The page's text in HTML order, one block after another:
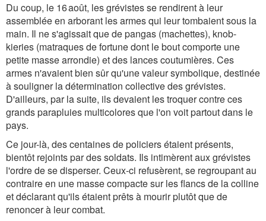
Du coup, le 16 août, les grévistes se rendirent à leur
assemblée en arborant les armes qui leur tombaient sous la
main. Il ne s'agissait que de pangas (machettes), knob-
kieries (matraques de fortune dont le bout comporte une
petite masse arrondie) et des lances coutumières. Ces
armes n'avaient bien sûr qu'une valeur symbolique, destinée
à souligner la détermination collective des grévistes.
D'ailleurs, par la suite, ils devaient les troquer contre ces
grands parapluies multicolores que l'on voit partout dans le
pays.
Ce jour-là, des centaines de policiers étaient présents,
bientôt rejoints par des soldats. Ils intimèrent aux grévistes
l'ordre de se disperser. Ceux-ci refusèrent, se regroupant au
contraire en une masse compacte sur les flancs de la colline
et déclarant qu'ils étaient prêts à mourir plutôt que de
renoncer à leur combat.